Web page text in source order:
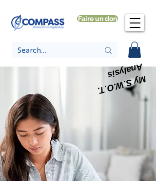
Faire un don
My S.W.O.T.
Analysis